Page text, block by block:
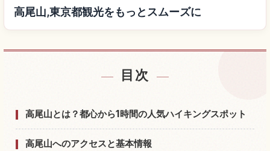
高尾山,東京都観光をもっとスムーズに
高尾山,東京都付近の宿を探す
高尾山,東京都の体験を探す ↗
目次
高尾山とは？都心から1時間の人気ハイキングスポット
高尾山へのアクセスと基本情報